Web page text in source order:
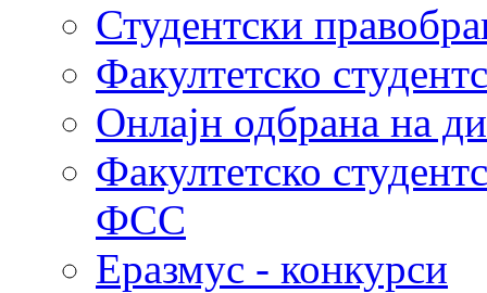
Студентски
Факултетско
Онлајн одбрана на
Факултетско
ФСС
Еразмус - конкурси